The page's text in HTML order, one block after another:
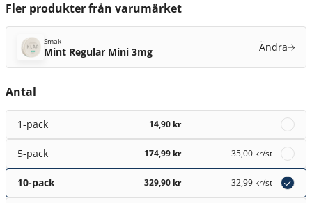
Fler produkter från varumärket
Smak
Mint Regular Mini 3mg Ändra
Antal
1-pack 14,90 kr
5-pack 174,99 kr 35,00 kr/st
10-pack 329,90 kr 32,99 kr/st